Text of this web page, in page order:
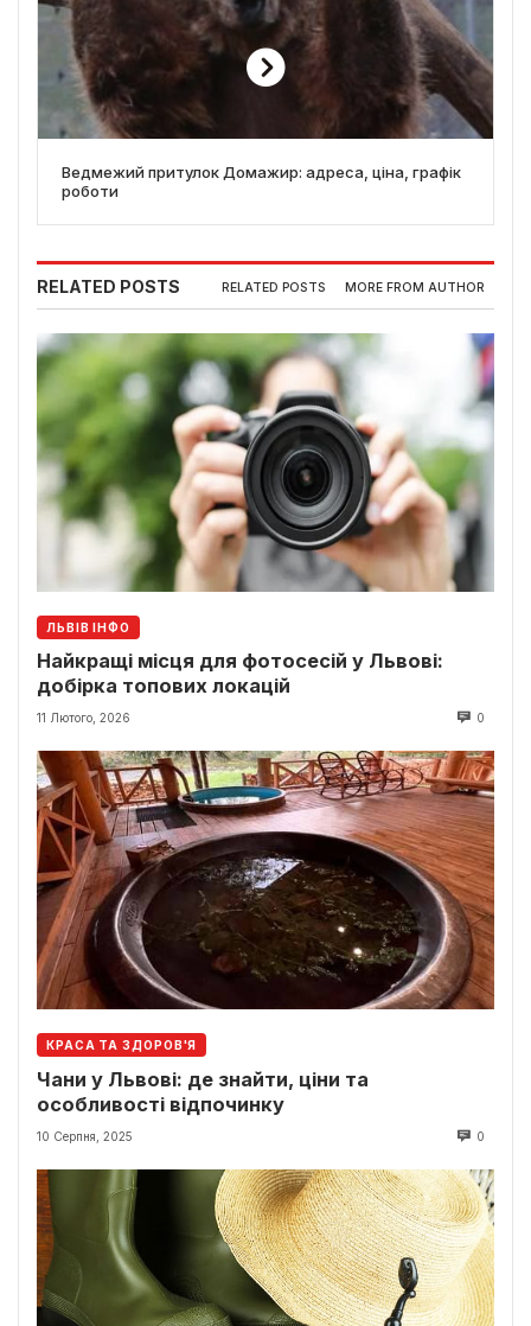
Ведмежий притулок Домажир: адреса, ціна, графік
роботи
RELATED POSTS RELATED POSTS MORE FROM AUTHOR
ЛЬВІВ ІНФО
Найкращі місця для фотосесій у Львові:
добірка топових локацій
11 Лютого, 2026 0
КРАСА ТА ЗДОРОВ'Я
Чани у Львові: де знайти, ціни та
особливості відпочинку
10 Серпня, 2025 0